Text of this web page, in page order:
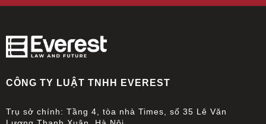
CÔNG TY LUẬT TNHH EVEREST
Trụ sở chính: Tầng 4, tòa nhà Times, số 35 Lê Văn